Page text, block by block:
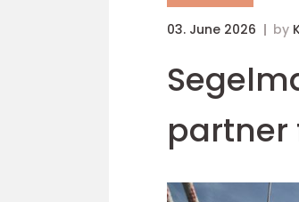
03. June 2026 by
partner